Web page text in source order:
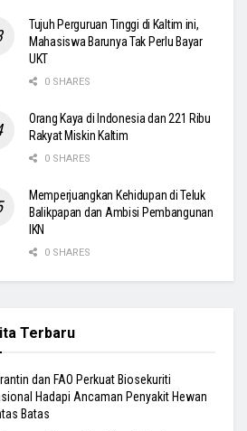
Tujuh Perguruan Tinggi di Kaltim ini,
Mahasiswa Barunya Tak Perlu Bayar
UKT
0 SHARES
Orang Kaya di Indonesia dan 221 Ribu
Rakyat Miskin Kaltim
0 SHARES
Memperjuangkan Kehidupan di Teluk
Balikpapan dan Ambisi Pembangunan
IKN
0 SHARES
Terbaru
dan FAO Perkuat Biosekuriti
Hadapi Ancaman Penyakit Hewan
Batas